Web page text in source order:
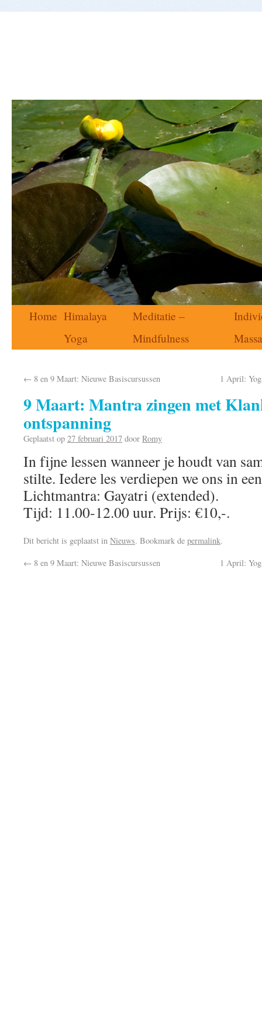
Home Himalaya
Yoga
Meditatie –
Mindfulness
← 8 en 9 Maart: Nieuwe Basiscursussen 1 April:
9 Maart: Mantra zingen met
ontspanning
Geplaatst op 27 februari 2017 door Romy
In fijne lessen wanneer je houdt van
stilte. Iedere les verdiepen we ons in
Lichtmantra: Gayatri (extended).
Tijd: 11.00-12.00 uur. Prijs: €10,-.
Dit bericht is geplaatst in Nieuws. Bookmark de permalink.
← 8 en 9 Maart: Nieuwe Basiscursussen 1 April: